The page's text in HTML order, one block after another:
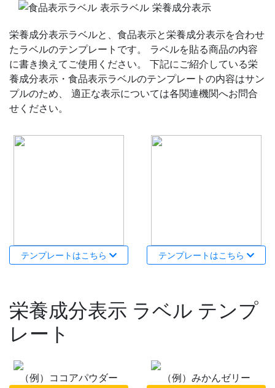
栄養成分表示ラベルと、食品表示と栄養成分表示を合わせ
たラベルのテンプレートです。 ラベルを貼る商品の内容
に書き換えてご使用ください。 下記にご紹介している栄
養成分表示・食品表示ラベルのテンプレートの内容はサン
プルのため、 適正な表示については各関連機関へお問合
せください。
テンプレートはこちら テンプレートはこちら
栄養成分表示 ラベル テンプ
レート
（例）ココアパウダー （例）みかんゼリー